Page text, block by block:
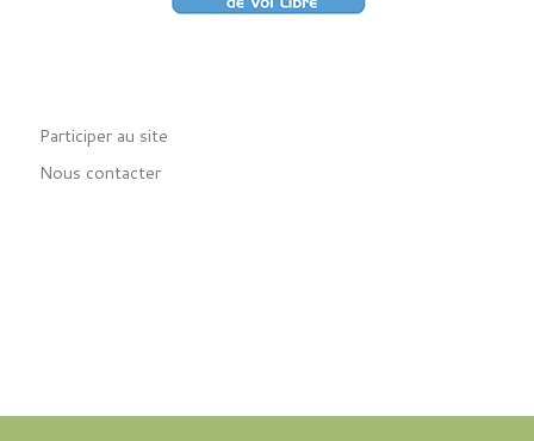
Participer au site
Nous contacter